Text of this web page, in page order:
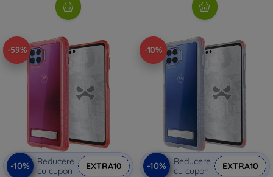
-59%
-10%
Reducere
cu cupon
EXTRA10
-10%
-10%
Reducere
cu cupon
EXTRA10